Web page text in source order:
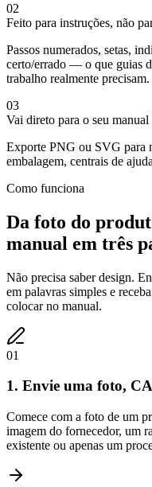
02
Feito para instruções, não
Passos numerados, setas,
certo/errado — o que guias
trabalho realmente precisam.
03
Vai direto para o seu manual
Exporte PNG ou SVG para
embalagem, centrais de
Como funciona
Da foto do
manual em três
Não precisa saber design.
em palavras simples e
colocar no manual.
01
1. Envie uma foto,
Comece com a foto de um
imagem do fornecedor, um
existente ou apenas um